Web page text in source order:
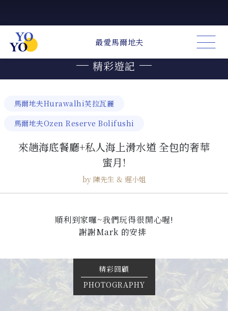
精彩遊記
馬爾地夫Hurawalhi芙拉瓦麗
馬爾地夫Ozen Reserve Bolifushi
來趟海底餐廳+私人海上滑水道 全包的奢華
蜜月!
by 陳先生 & 遲小姐
順利到家囉~我們玩得很開心喔!
謝謝Mark 的安排
精彩回顧
PHOTOGRAPHY